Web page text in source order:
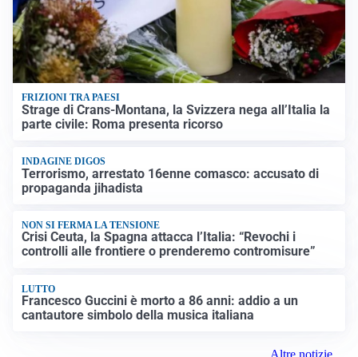
FRIZIONI TRA PAESI
Strage di Crans-Montana, la Svizzera nega all’Italia la
parte civile: Roma presenta ricorso
INDAGINE DIGOS
Terrorismo, arrestato 16enne comasco: accusato di
propaganda jihadista
NON SI FERMA LA TENSIONE
Crisi Ceuta, la Spagna attacca l’Italia: “Revochi i
controlli alle frontiere o prenderemo contromisure”
LUTTO
Francesco Guccini è morto a 86 anni: addio a un
cantautore simbolo della musica italiana